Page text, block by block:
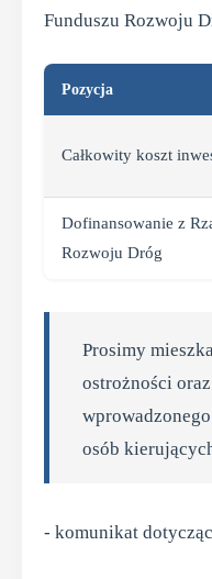
Funduszu Rozwoju
Pozycja
Całkowity koszt
Dofinansowanie z
Rozwoju Dróg
Prosimy
ostrożności
osób
- komunikat